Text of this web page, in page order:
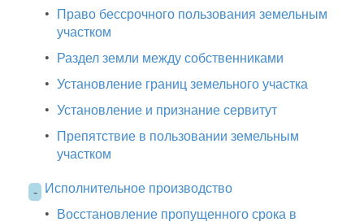
• Право бессрочного пользования земельным
участком
• Раздел земли между собственниками
• Установление границ земельного участка
• Установление и признание сервитут
• Препятствие в пользовании земельным
участком
- Исполнительное производство
• Восстановление пропущенного срока в